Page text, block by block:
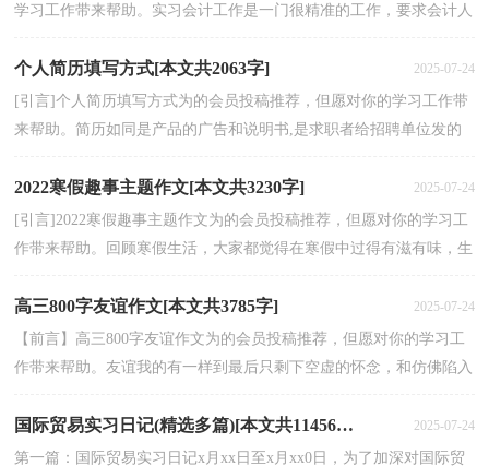
学习工作带来帮助。实习会计工作是一门很精准的工作，要求会计人
个人简历填写方式[本文共2063字] 2025-07-24
[引言]个人简历填写方式为的会员投稿推荐，但愿对你的学习工作带
来帮助。简历如同是产品的广告和说明书,是求职者给招聘单位发的
2022寒假趣事主题作文[本文共3230字] 2025-07-24
[引言]2022寒假趣事主题作文为的会员投稿推荐，但愿对你的学习工
作带来帮助。回顾寒假生活，大家都觉得在寒假中过得有滋有味，生
高三800字友谊作文[本文共3785字] 2025-07-24
【前言】高三800字友谊作文为的会员投稿推荐，但愿对你的学习工
作带来帮助。友谊我的有一样到最后只剩下空虚的怀念，和仿佛陷入
国际贸易实习日记(精选多篇)[本文共11456字] 2025-07-24
第一篇：国际贸易实习日记x月xx日至x月xx0日，为了加深对国际贸